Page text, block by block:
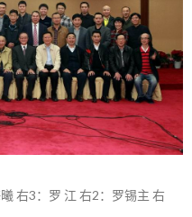
右3：罗 江 右2：罗锡主 右